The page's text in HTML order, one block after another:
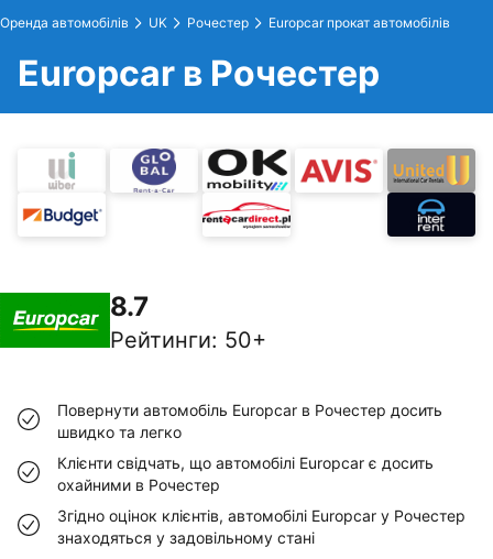
Оренда автомобілів UK Рочестер Europcar прокат автомобілів
Europcar в Рочестер
8.7
Рейтинги: 50+
Повернути автомобіль Europcar в Рочестер досить
швидко та легко
Клієнти свідчать, що автомобілі Europcar є досить
охайними в Рочестер
Згідно оцінок клієнтів, автомобілі Europcar у Рочестер
знаходяться у задовільному стані